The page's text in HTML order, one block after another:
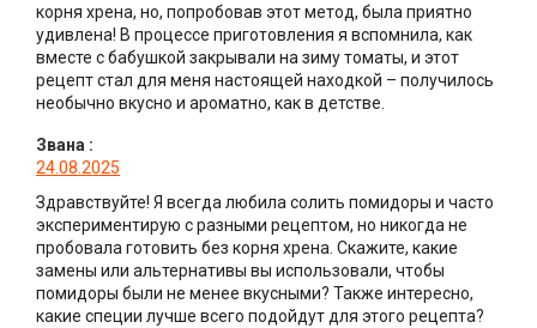
корня хрена, но, попробовав этот метод, была приятно
удивлена! В процессе приготовления я вспомнила, как
вместе с бабушкой закрывали на зиму томаты, и этот
рецепт стал для меня настоящей находкой – получилось
необычно вкусно и ароматно, как в детстве.
Звана :
24.08.2025
Здравствуйте! Я всегда любила солить помидоры и часто
экспериментирую с разными рецептом, но никогда не
пробовала готовить без корня хрена. Скажите, какие
замены или альтернативы вы использовали, чтобы
помидоры были не менее вкусными? Также интересно,
какие специи лучше всего подойдут для этого рецепта?